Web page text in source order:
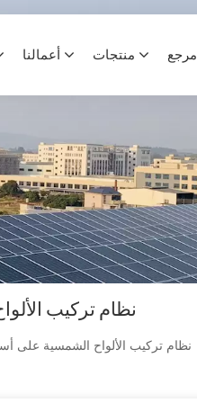
أعمالنا منتجات مرجع
نظام تركيب
نظام تركيب الألواح الشمسية على